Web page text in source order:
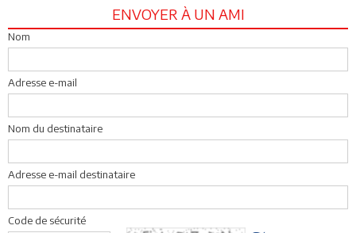
ENVOYER À UN AMI
Nom
Adresse e-mail
Nom du destinataire
Adresse e-mail destinataire
Code de sécurité